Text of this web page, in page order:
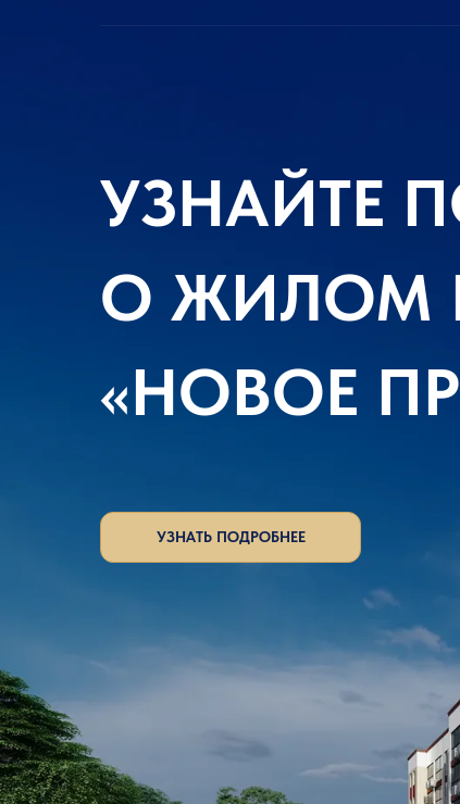
УЗНАЙТЕ
О ЖИЛОМ
«НОВОЕ
УЗНАТЬ ПОДРОБНЕЕ